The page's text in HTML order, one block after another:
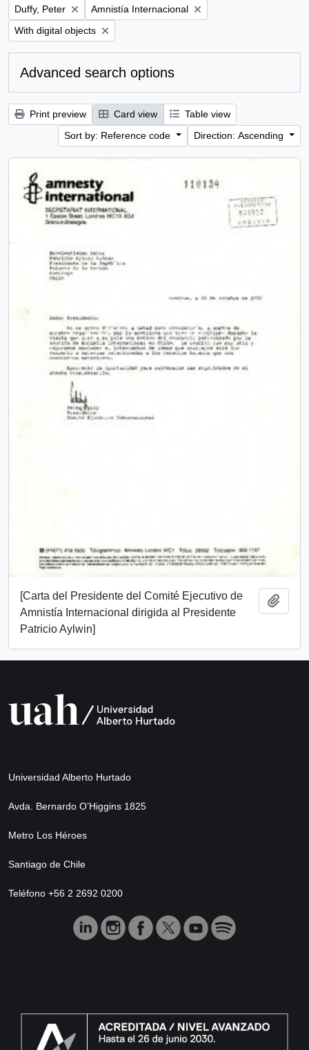
Remove filter:
Duffy, Peter Remove filter:
Amnistía Internacional
Remove filter:
With digital objects
Advanced search options
Print preview Card view
Table view
Sort by: Reference code
Direction: Ascending
[Carta del Presidente del Comité Ejecutivo de
Amnistía Internacional dirigida al Presidente
Patricio Aylwin]
Universidad Alberto Hurtado
Avda. Bernardo O’Higgins 1825
Metro Los Héroes
Santiago de Chile
Teléfono +56 2 2692 0200